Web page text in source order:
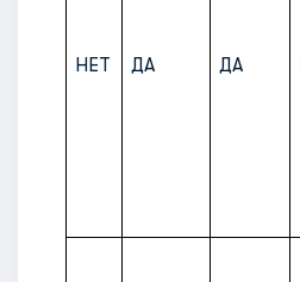
НЕТ ДА ДА